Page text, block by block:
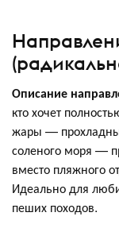
Описание
кто хочет
жары —
соленого моря —
вместо пляжного
Идеально для
пеших походов.